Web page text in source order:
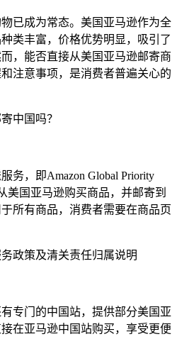
已成为常态。美国亚马逊作为全
类丰富，价格优势明显，吸引了
，能否直接从美国亚马逊邮寄商
注意事项，是消费者普遍关心的
中国吗？
务，即Amazon Global Priority
美国亚马逊购买商品，并邮寄到
所有商品，消费者需要在商品页
专门的中国站，提供部分美国亚
在亚马逊中国站购买，享受更便